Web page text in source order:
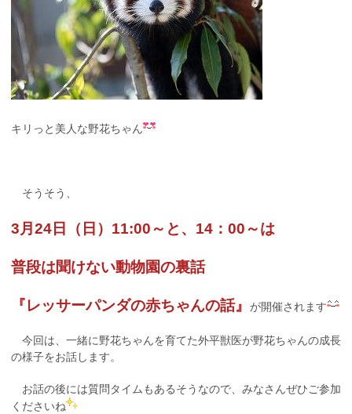
キリっと美人な野花ちゃん
そうそう、
3月24日（日）11:00～と、14：00～は
普段は聞けない動物園の裏話
『レッサーパンダの赤ちゃんの話』 が開催されます
今回は、一緒に野花ちゃんを育てた外平獣医が野花ちゃんの成長
の様子をお話します。
お話の後には質問タイムもあるそうなので、みなさんぜひご参加
くださいね